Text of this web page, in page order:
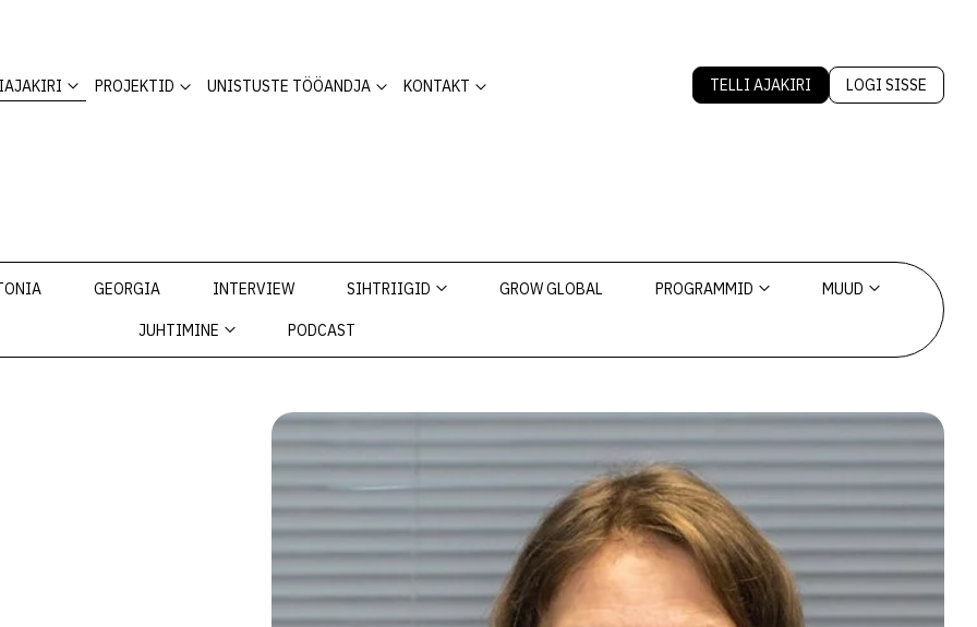
PROJEKTID UNISTUSTE TÖÖANDJA KONTAKT TELLI AJAKIRI LOGI SISSE
GEORGIA INTERVIEW SIHTRIIGID GROW GLOBAL PROGRAMMID MUUD
JUHTIMINE PODCAST